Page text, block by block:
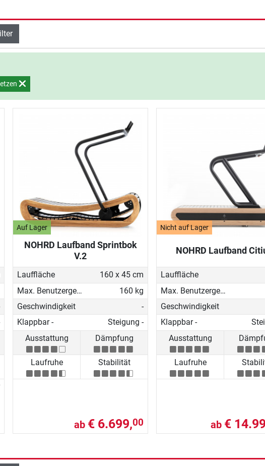
filtern
Auf Lager
NOHRD Laufband Sprintbok
V.2
Lauffläche
160 x 45 cm
Max. Benutzergewicht
160 kg
Geschwindigkeit
-
Klappbar -
Steigung -
Ausstattung
Dämpfung
Laufruhe Stabilität
ab € 6.699,00
Nicht auf Lager
NOHRD Laufband
Lauffläche
Max. Benutzergewicht
Geschwindigkeit
Klappbar -
Ausstattung
Laufruhe
ab €